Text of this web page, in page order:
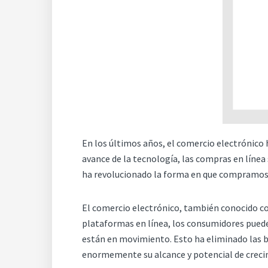
En los últimos años, el comercio electrónico
avance de la tecnología, las compras en
ha revolucionado la forma en que
El comercio electrónico, también conocido
plataformas en línea, los consumidores
están en movimiento. Esto ha eliminado las
enormemente su alcance y potencial de